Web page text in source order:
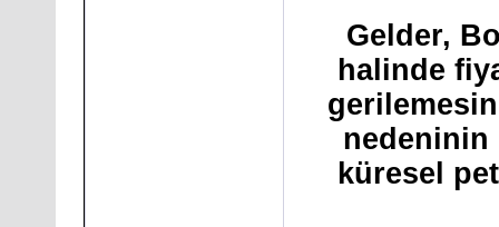
Gelder,
halinde
nedeninin
küresel